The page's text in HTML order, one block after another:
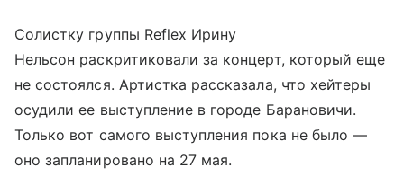
Солистку группы Reflex Ирину
Нельсон раскритиковали за концерт, который еще
не состоялся. Артистка рассказала, что хейтеры
осудили ее выступление в городе Барановичи.
Только вот самого выступления пока не было —
оно запланировано на 27 мая.